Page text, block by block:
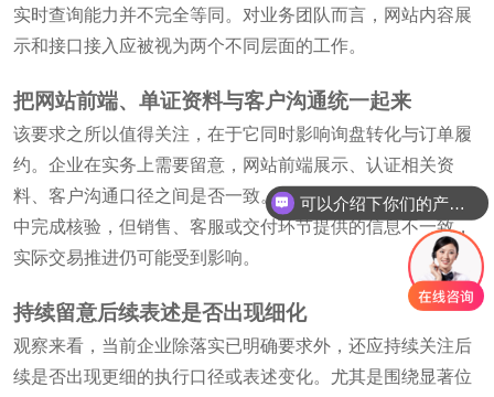
实时查询能力并不完全等同。对业务团队而言，网站内容展
示和接口接入应被视为两个不同层面的工作。
把网站前端、单证资料与客户沟通统一起来
该要求之所以值得关注，在于它同时影响询盘转化与订单履
约。企业在实务上需要留意，网站前端展示、认证相关资
料、客户沟通口径之间是否一致。如果客户在官网可见入口
中完成核验，但销售、客服或交付环节提供的信息不一致，
实际交易推进仍可能受到影响。
持续留意后续表述是否出现细化
观察来看，当前企业除落实已明确要求外，还应持续关注后
续是否出现更细的执行口径或表述变化。尤其是围绕显著位
可以介绍下你们的产品么